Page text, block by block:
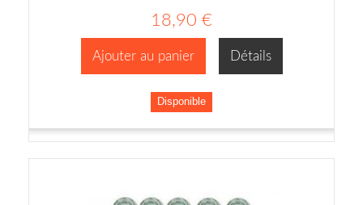
18,90 €
Ajouter au panier Détails
Disponible